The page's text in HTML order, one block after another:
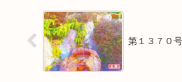
第１３７０